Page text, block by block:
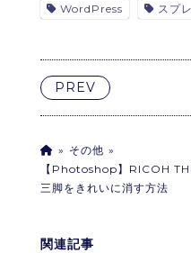
WordPress
スプ
PREV
その他
【Photoshop】RICOH
三脚をきれいに消す方法
関連記事